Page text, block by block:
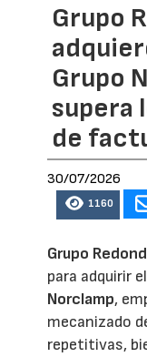
Grupo
Grupo
supera
de
30/07/2026
1160
Grupo
para adquirir
Norclamp,
mecanizado
repetitivas,